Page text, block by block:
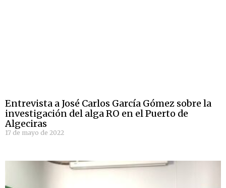
Entrevista a José Carlos García Gómez sobre la
investigación del alga RO en el Puerto de
Algeciras
17 de mayo de 2022